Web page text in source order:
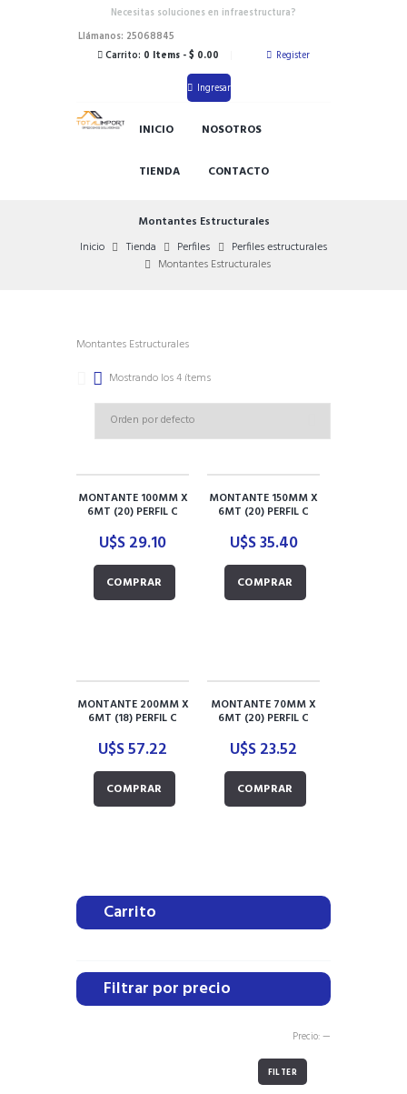
Necesitas soluciones en infraestructura?
Llámanos: 25068845
Carrito: 0 Items-$ 0.00 Register
Ingresar
INICIO NOSOTROS
TIENDA CONTACTO
Montantes Estructurales
Inicio
Tienda Perfiles
Perfiles estructurales
Montantes Estructurales
Montantes Estructurales
Mostrando los 4 ítems
MONTANTE 100MM X
6MT (20) PERFIL C
U$S29.10
COMPRAR
MONTANTE 150MM X
6MT (20) PERFIL C
U$S35.40
COMPRAR
MONTANTE 200MM X
6MT (18) PERFIL C
U$S57.22
COMPRAR
MONTANTE 70MM X
6MT (20) PERFIL C
U$S23.52
COMPRAR
Carrito
Filtrar por precio
FILTER
Precio:—